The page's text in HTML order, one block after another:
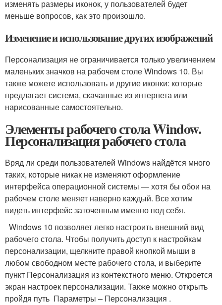
изменять размеры иконок, у пользователей будет
меньше вопросов, как это произошло.
Изменение и использование других изображений
Персонализация не ограничивается только увеличением
маленьких значков на рабочем столе Windows 10. Вы
также можете использовать и другие иконки: которые
предлагает система, скачанные из интернета или
нарисованные самостоятельно.
Элементы рабочего стола Window.
Персонализация рабочего стола
Вряд ли среди пользователей Windows найдётся много
таких, которые никак не изменяют оформление
интерфейса операционной системы — хотя бы обои на
рабочем столе меняет наверно каждый. Все хотим
видеть интерфейс заточенным именно под себя.
Windows 10 позволяет легко настроить внешний вид
рабочего стола. Чтобы получить доступ к настройкам
персонализации, щелкните правой кнопкой мыши в
любом свободном месте рабочего стола, и выберите
пункт Персонализация из контекстного меню. Откроется
экран настроек персонализации. Также можно открыть
пройдя путь Параметры – Персонализация .